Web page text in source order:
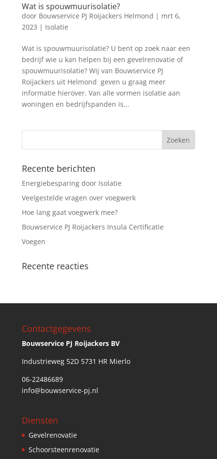
Wat is spouwmuurisolatie?
door Bouwservice PJ Roijackers Helmond | mrt 6,
2023 | Isolatie
Wat is spouwmuurisolatie? U bent op zoek naar een
bedrijf wie u kan helpen bij een gevelrenovatie of
spouwmuurisolatie? Wij van Bouwservice PJ
Roijackers uit Helmond geven u graag meer
informatie hierover. Van alle vormen isolatie aan
woningen en bedrijfspanden is...
Recente berichten
Energiebesparing door Isolatie
Veelgestelde vragen over voegwerk
Hoe lang gaat voegwerk mee?
Bouwservice PJ Roijackers Insula Certificatie
Voegen
Recente reacties
Contactgegevens
Bouwservice PJ Roijackers BV
Industrieweg 52D 5731 HR Mierlo
06-22486689
info@bouwservice-pj.nl
Diensten
Gevelrenovatie
Schoorsteenrenovatie